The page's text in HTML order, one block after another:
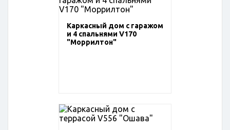
Каркасный дом с гаражом
и 4 спальнями V170
"Моррилтон"